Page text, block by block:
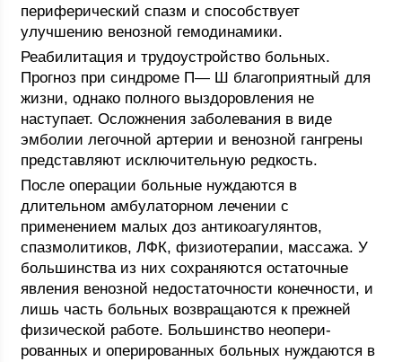
периферический спазм и способствует
улучшению венозной гемодинамики.
Реабилитация и трудоустройство больных.
Прогноз при синдроме П— Ш благоприятный для
жизни, однако полного выздоровления не
наступает. Осложнения заболевания в виде
эмболии легочной артерии и венозной гангрены
представляют исключительную редкость.
После операции больные нуждаются в
длительном амбулаторном лечении с
применением малых доз антикоагулянтов,
спазмолитиков, ЛФК, физиотерапии, массажа. У
большинства из них сохраняются остаточные
явления венозной недостаточности конечности, и
лишь часть больных возвращаются к прежней
физической работе. Большинство неопери-
рованных и оперированных больных нуждаются в